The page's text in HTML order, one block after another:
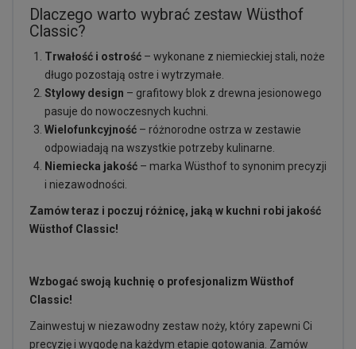
Dlaczego warto wybrać zestaw Wüsthof
Classic?
Trwałość i ostrość – wykonane z niemieckiej stali, noże
długo pozostają ostre i wytrzymałe.
Stylowy design – grafitowy blok z drewna jesionowego
pasuje do nowoczesnych kuchni.
Wielofunkcyjność – różnorodne ostrza w zestawie
odpowiadają na wszystkie potrzeby kulinarne.
Niemiecka jakość – marka Wüsthof to synonim precyzji
i niezawodności.
Zamów teraz i poczuj różnicę, jaką w kuchni robi jakość
Wüsthof Classic!
Wzbogać swoją kuchnię o profesjonalizm Wüsthof
Classic!
Zainwestuj w niezawodny zestaw noży, który zapewni Ci
precyzję i wygodę na każdym etapie gotowania. Zamów